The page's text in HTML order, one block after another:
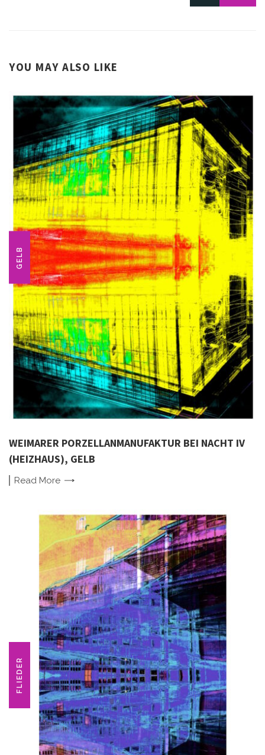
YOU MAY ALSO LIKE
GELB
WEIMARER PORZELLANMANUFAKTUR BEI NACHT IV
(HEIZHAUS), GELB
Read More
FLIEDER